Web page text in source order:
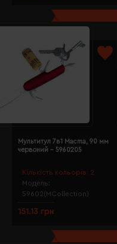
Кількість кольорів: 2
Модель:
59602(MCollection)
Мультитул 7в1 Macma, 90 мм
червоний - 5960205
151.13 грн